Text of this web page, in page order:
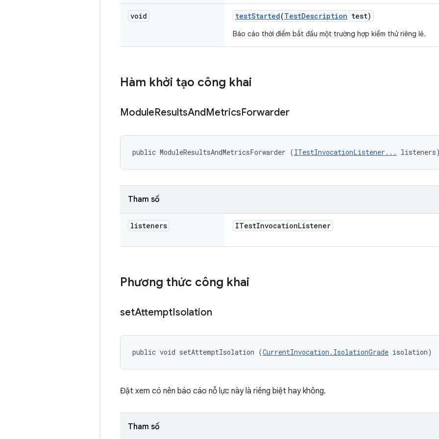
void testStarted(TestDescription test)
Báo cáo thời điểm bắt đầu một trường hợp kiểm thử riêng lẻ.
Hàm khởi tạo công khai
ModuleResultsAndMetricsForwarder
public ModuleResultsAndMetricsForwarder (ITestInvocationListener...
Tham số
listeners ITestInvocationListener
Phương thức công khai
setAttemptIsolation
public void setAttemptIsolation (CurrentInvocation.IsolationGrade isolation)
Đặt xem có nên báo cáo nỗ lực này là riêng biệt hay không.
Tham số